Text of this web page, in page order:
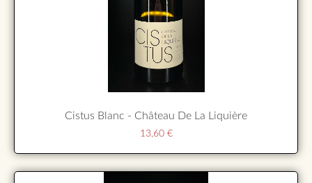
Cistus Blanc - Château De La Liquière
13,60 €